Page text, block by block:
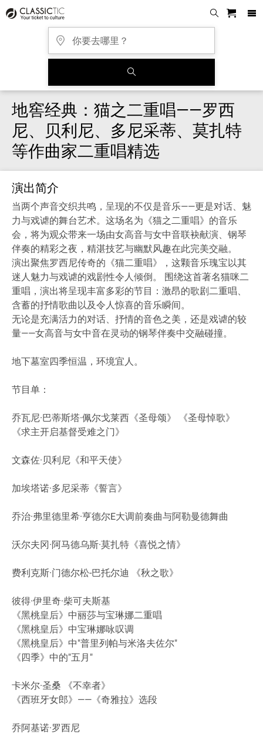
地窖经典：猫之二重唱——罗西
尼、贝利尼、多尼采蒂、莫扎特
等作曲家二重唱精选
演出简介
当两个声音交织共鸣，呈现的不仅是音乐——更是对话、魅
力与戏谑的舞台艺术。这场名为《猫之二重唱》的音乐
会，将为观众带来一场由女高音与女中音联袂献演、钢琴
伴奏的精彩之夜，精湛技艺与幽默风趣在此完美交融。
演出聚焦罗西尼传奇的《猫二重唱》，这颗音乐瑰宝以其
迷人魅力与戏谑的戏剧性令人倾倒。 围绕这首著名猫咪二
重唱，演出将呈现丰富多彩的节目：激昂的歌剧二重唱、
含蓄的抒情歌曲以及令人惊喜的音乐瞬间。
无论是充满活力的对话、抒情的音色之美，还是戏谑的较
量——女高音与女中音在灵动的钢琴伴奏中交融碰撞。
地下墓室四季恒温，环境宜人 。
节目单：
乔瓦尼·巴蒂斯塔·佩尔戈莱西《圣母颂》 《圣母悼歌》
《求主开启基督受难之门》
文森佐·贝利尼《和平天使》
加埃塔诺·多尼采蒂《誓言》
乔治·弗里德里希·亨德尔E大调前奏曲与阿勒曼德舞曲
沃尔夫冈·阿马德乌斯·莫扎特《喜悦之情》
费利克斯·门德尔松-巴托尔迪 《秋之歌》
彼得·伊里奇·柴可夫斯基
《黑桃皇后》中丽莎与宝琳娜二重唱
《黑桃皇后》中宝琳娜咏叹调
《黑桃皇后》中"普里列帕与米洛夫佐尔"
《四季》中的"五月"
卡米尔·圣桑 《不幸者》
《西班牙女郎》——《奇雅拉》选段
乔阿基诺·罗西尼